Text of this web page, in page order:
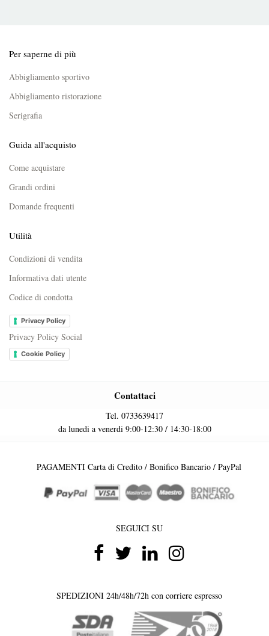
Per saperne di più
Abbigliamento sportivo
Abbigliamento ristorazione
Serigrafia
Guida all'acquisto
Come acquistare
Grandi ordini
Domande frequenti
Utilità
Condizioni di vendita
Informativa dati utente
Codice di condotta
Privacy Policy
Privacy Policy Social
Cookie Policy
Contattaci
Tel. 0733639417
da lunedi a venerdi 9:00-12:30 / 14:30-18:00
PAGAMENTI Carta di Credito / Bonifico Bancario / PayPal
SEGUICI SU
SPEDIZIONI 24h/48h/72h con corriere espresso